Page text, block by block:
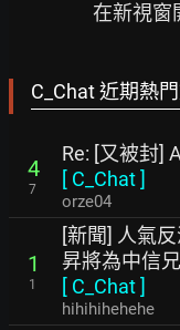
在新視窗
C_Chat 近期熱
4
7
Re: [又被封]
[ C_Chat]
orze04
1
1
[新聞] 人氣
昇將為中信
[ C_Chat]
hihihihehehe